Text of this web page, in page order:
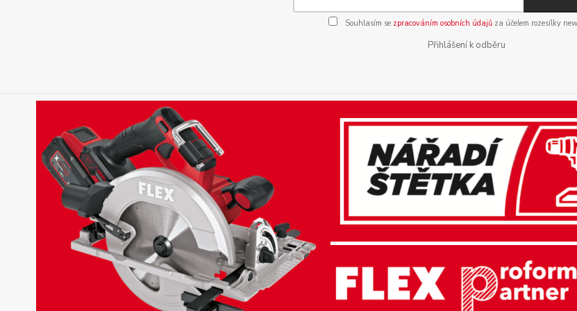
Souhlasím se zpracováním osobních údajůza účelem rozesílky
Přihlášení k odběru